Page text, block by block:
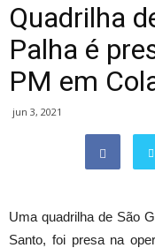
Quadrilha
Palha é
PM em
jun 3, 2021
Uma quadrilha de São
Santo, foi presa na